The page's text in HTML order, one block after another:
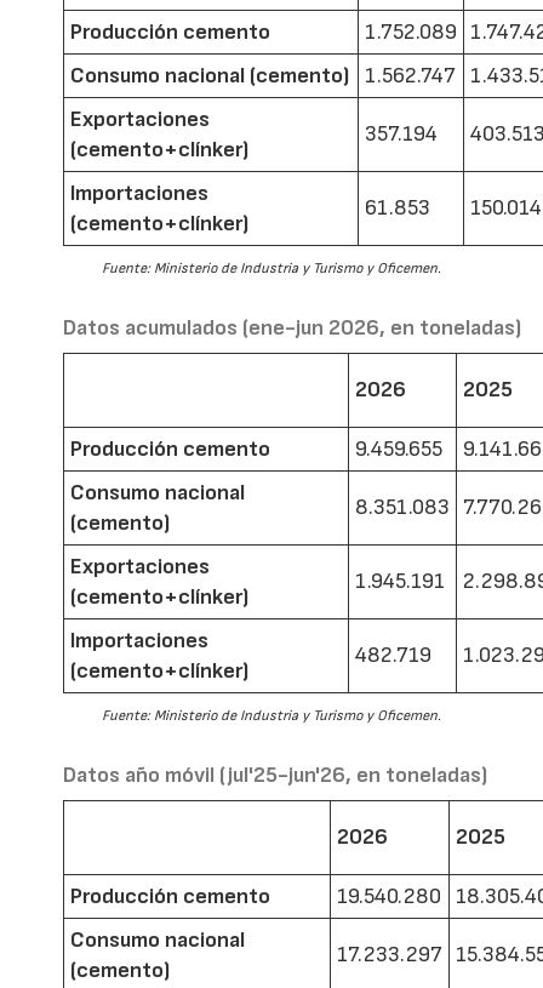
Producción cemento 1.752.089
Consumo nacional (cemento)
1.562.747
Exportaciones
(cemento+clínker)
357.194
Importaciones
(cemento+clínker)
61.853 150.014
Fuente: Ministerio de Industria y Turismo y Oficemen.
Datos acumulados (ene-jun 2026, en toneladas)
2026 2025
Producción cemento 9.459.655
Consumo nacional
(cemento)
8.351.083
Exportaciones
(cemento+clínker)
1.945.191
Importaciones
(cemento+clínker)
482.719
Fuente: Ministerio de Industria y Turismo y Oficemen.
Datos año móvil (jul'25-jun'26, en toneladas)
2026 2025
Producción cemento 19.540.280
Consumo nacional
(cemento)
17.233.297